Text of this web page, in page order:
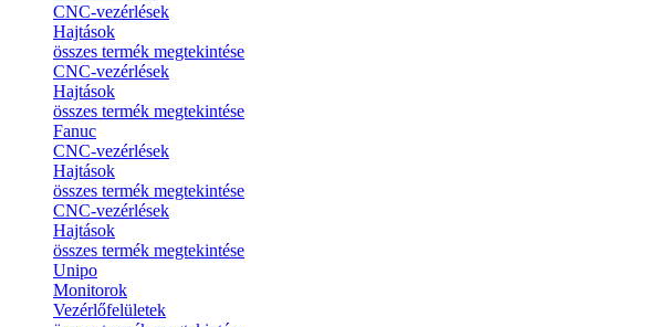
CNC-vezérlések
Hajtások
összes termék megtekintése
CNC-vezérlések
Hajtások
összes termék megtekintése
Fanuc
CNC-vezérlések
Hajtások
összes termék megtekintése
CNC-vezérlések
Hajtások
összes termék megtekintése
Unipo
Monitorok
Vezérlőfelületek